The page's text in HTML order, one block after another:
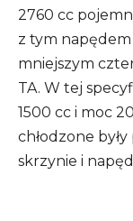
2760 cc
z tym napędem
mniejszym
TA. W tej
1500 cc i moc
chłodzone
skrzynie i